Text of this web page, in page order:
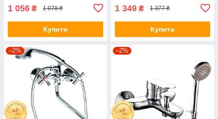
1 056 ₴ 1 078 ₴
Купити
1 349 ₴ 1 377 ₴
Купити
–2% –2%